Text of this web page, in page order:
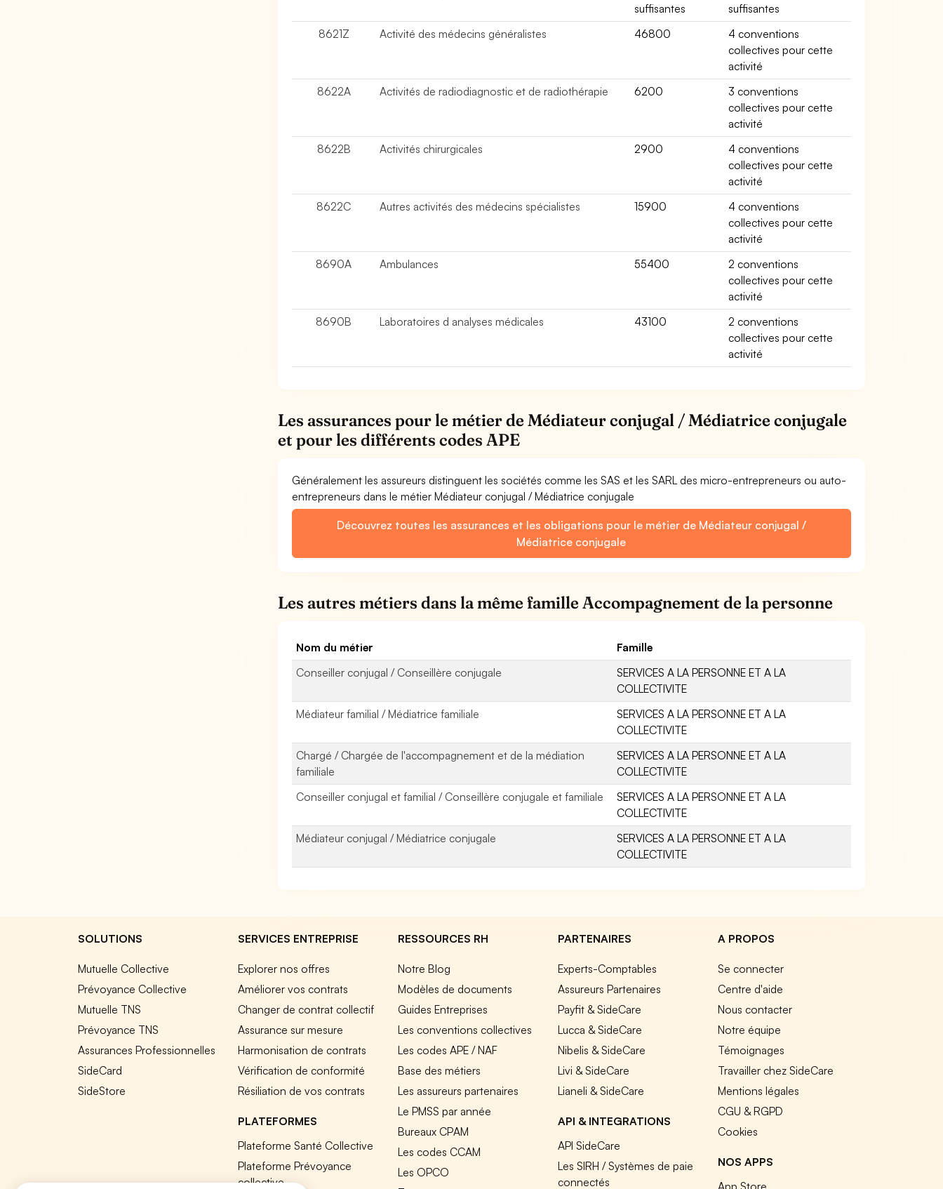
suffisantes
suffisantes
8621Z
Activité des médecins généralistes 46800
4 conventions
collectives pour cette
activité
8622A
Activités de radiodiagnostic et de radiothérapie 6200
3 conventions
collectives pour cette
activité
8622B
Activités chirurgicales 2900
4 conventions
collectives pour cette
activité
8622C
Autres activités des médecins spécialistes 15900
4 conventions
collectives pour cette
activité
8690A
Ambulances 55400
2 conventions
collectives pour cette
activité
8690B
Laboratoires d analyses médicales 43100
2 conventions
collectives pour cette
activité
Les assurances pour le métier de Médiateur conjugal / Médiatrice conjugale
et pour les différents codes APE
Généralement les assureurs distinguent les sociétés comme les SAS et les SARL des micro-entrepreneurs ou auto-
entrepreneurs dans le métier Médiateur conjugal / Médiatrice conjugale
Découvrez toutes les assurances et les obligations pour le métier de Médiateur conjugal /
Médiatrice conjugale
Les autres métiers dans la même famille Accompagnement de la personne
Nom du métier
Famille
Conseiller conjugal / Conseillère conjugale
SERVICES A LA PERSONNE ET A LA
COLLECTIVITE
Médiateur familial / Médiatrice familiale
SERVICES A LA PERSONNE ET A LA
COLLECTIVITE
Chargé / Chargée de l'accompagnement et de la médiation
familiale
SERVICES A LA PERSONNE ET A LA
COLLECTIVITE
Conseiller conjugal et familial / Conseillère conjugale et familiale
SERVICES A LA PERSONNE ET A LA
COLLECTIVITE
Médiateur conjugal / Médiatrice conjugale
SERVICES A LA PERSONNE ET A LA
COLLECTIVITE
SOLUTIONS
Mutuelle Collective
Prévoyance Collective
Mutuelle TNS
Prévoyance TNS
Assurances Professionnelles
SideCard
SideStore
SERVICES ENTREPRISE
Explorer nos offres
Améliorer vos contrats
Changer de contrat collectif
Assurance sur mesure
Harmonisation de contrats
Vérification de conformité
Résiliation de vos contrats
PLATEFORMES
Plateforme Santé Collective
Plateforme Prévoyance
collective
RESSOURCES RH
Notre Blog
Modèles de documents
Guides Entreprises
Les conventions collectives
Les codes APE / NAF
Base des métiers
Les assureurs partenaires
Le PMSS par année
Bureaux CPAM
Les codes CCAM
Les OPCO
PARTENAIRES
Experts-Comptables
Assureurs Partenaires
Payfit & SideCare
Lucca & SideCare
Nibelis & SideCare
Livi & SideCare
Lianeli & SideCare
API & INTEGRATIONS
API SideCare
Les SIRH / Systèmes de paie
connectés
A PROPOS
Se connecter
Centre d'aide
Nous contacter
Notre équipe
Témoignages
Travailler chez SideCare
Mentions légales
CGU & RGPD
Cookies
NOS APPS
App Store